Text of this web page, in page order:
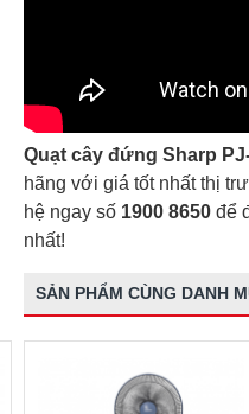
Quạt cây đứng Sharp
hãng với giá tốt nhất thị
hệ ngay số 1900 8650 để
nhất!
SẢN PHẨM CÙNG DANH